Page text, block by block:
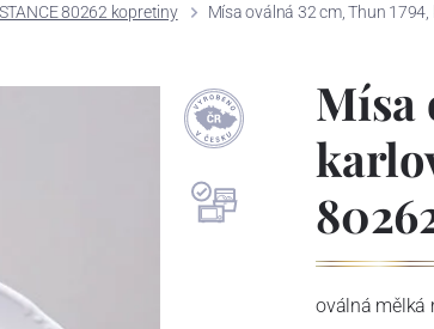
80262 kopretiny Mísa oválná 32 cm, Thun
Mísa
oválná mělká